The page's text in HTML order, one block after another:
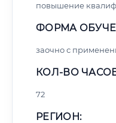
повышение
ФОРМА
заочно с
КОЛ-ВО
72
РЕГИОН: